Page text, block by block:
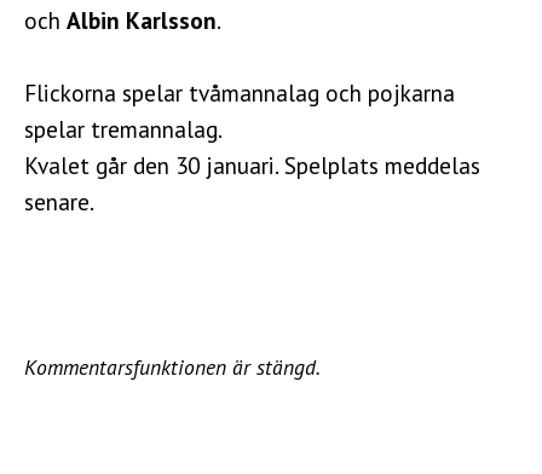
och Albin Karlsson.
Flickorna spelar tvåmannalag och pojkarna
spelar tremannalag.
Kvalet går den 30 januari. Spelplats meddelas
senare.
Kommentarsfunktionen är stängd.